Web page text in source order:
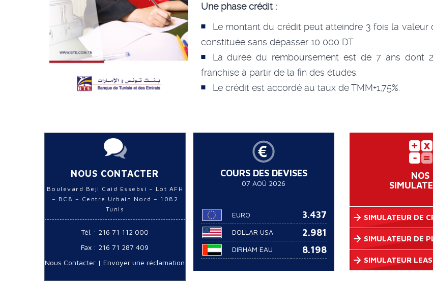
Une phase crédit :
Le montant du crédit peut atteindre 3 fois la valeur
constituée sans dépasser 10 000 DT.
La durée du remboursement est de 7 ans dont
franchise à partir de la fin des études.
Le crédit est accordé au taux de TMM+1,75%.
NOUS CONTACTER
Boulevard Beji Caid Essebsi – Lot AFH
– BC8 – Centre Urbain Nord – 1082
Tunis
Tél. : 216 71 112 000
Fax : 216 71 287 409
Nous Contacter | Envoyer une réclamation
COURS DES DEVISES
07 AOÛ 2026
EURO 3.437
DOLLAR USA 2.981
DIRHAM EAU 8.198
NOS
SIMULATEUR DE
SIMULATEUR DE
SIMULATEUR